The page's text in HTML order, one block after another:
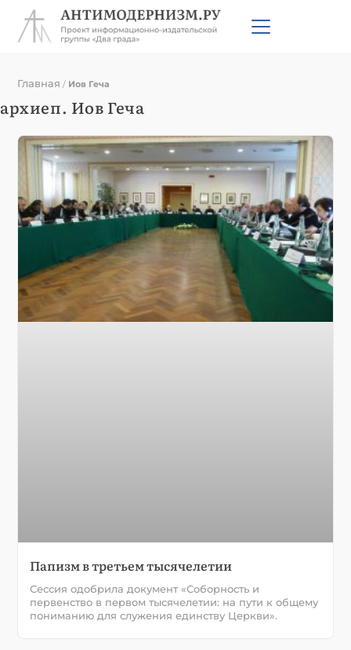
Главная / Иов Геча
архиеп. Иов Геча
Папизм в третьем тысячелетии
Сессия одобрила документ «Соборность и
первенство в первом тысячелетии: на пути к общему
пониманию для служения единству Церкви».